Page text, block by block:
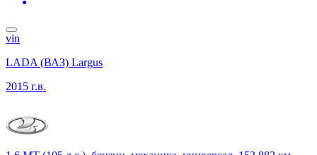
vin
LADA (ВАЗ) Largus
2015 г.в.